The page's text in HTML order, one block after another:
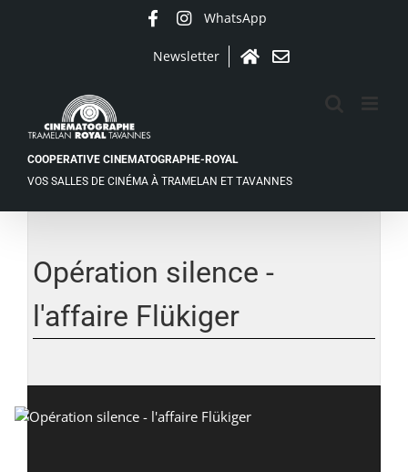
WhatsApp
Newsletter
AccueilContact
COOPERATIVE CINEMATOGRAPHE-ROYAL
VOS SALLES DE CINÉMA À TRAMELAN ET TAVANNES
agrandie
Opération silence -
l'affaire Flükiger